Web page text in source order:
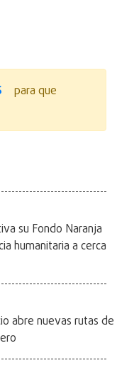
para que
su Fondo Naranja
humanitaria a cerca
abre nuevas rutas de